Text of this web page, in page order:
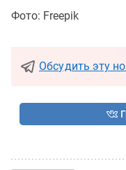
Фото: Freepik
Обсудить эту